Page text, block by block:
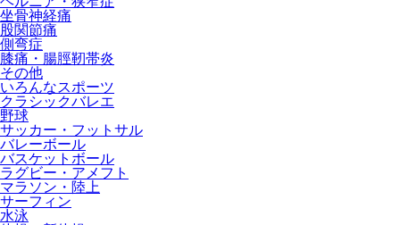
坐骨神経痛
股関節痛
側弯症
膝痛・腸脛靭帯炎
その他
いろんなスポーツ
クラシックバレエ
野球
サッカー・フットサル
バレーボール
バスケットボール
ラグビー・アメフト
マラソン・陸上
サーフィン
水泳